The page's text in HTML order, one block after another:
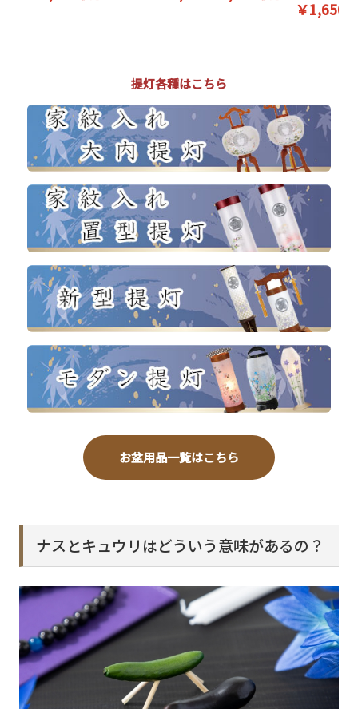
￥1,650
提灯各種はこちら
お盆用品一覧はこちら
ナスとキュウリはどういう意味があるの？